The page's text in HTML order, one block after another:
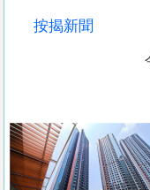
置
業
按揭新聞